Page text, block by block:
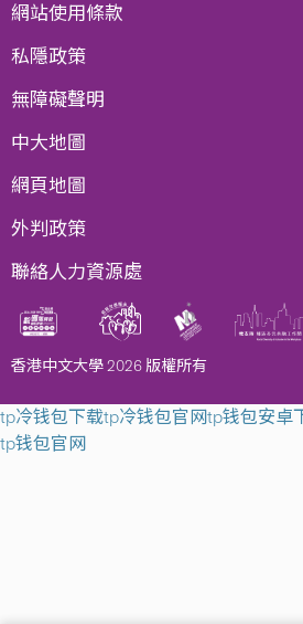
網站使用條款
私隱政策
無障礙聲明
中大地圖
網頁地圖
外判政策
聯絡人力資源處
香港中文大學 2026 版權所有
tp冷钱包下载tp冷钱包官网tp钱包安卓
tp钱包官网